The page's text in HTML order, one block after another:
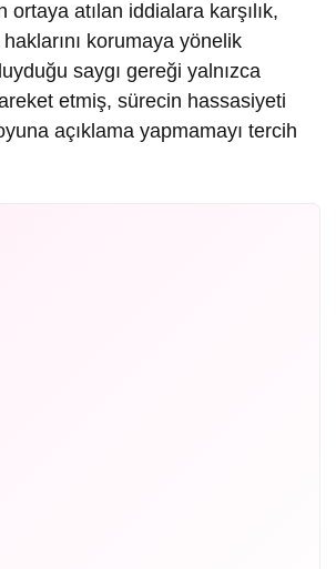
ortaya atılan iddialara karşılık,
korumaya yönelik
saygı gereği yalnızca
etmiş, sürecin hassasiyeti
açıklama yapmamayı tercih